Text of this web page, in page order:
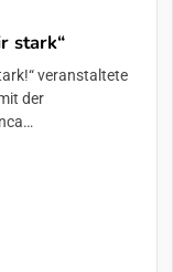
stark“
veranstaltete
der